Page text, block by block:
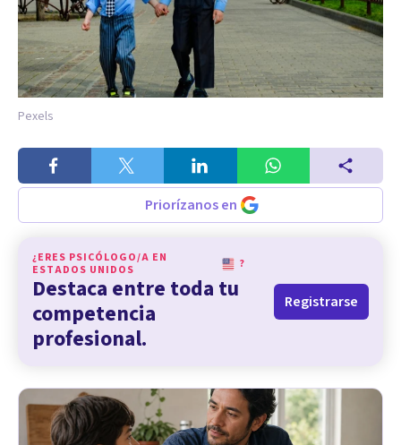
Pexels
Priorízanos en
¿ERES PSICÓLOGO/A EN
ESTADOS UNIDOS
?
Destaca entre toda tu
competencia
profesional.
Registrarse